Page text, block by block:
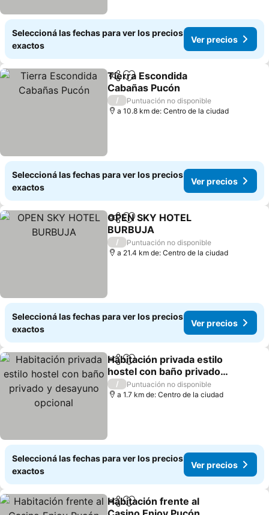
Seleccioná las fechas para ver los precios
exactos
Ver precios
Compartir
Añadir a favoritos
Tierra Escondida
Cabañas Pucón
Ver precios
/
Puntuación no disponible
a 10.8 km de: Centro de la ciudad
Seleccioná las fechas para ver los precios
exactos
Ver precios
CompartirAñadir a favoritos
OPEN SKY HOTEL
BURBUJA
Ver precios
/
Puntuación no disponible
a 21.4 km de: Centro de la ciudad
Seleccioná las fechas para ver los precios
exactos
Ver precios
CompartirAñadir a favoritos
Habitación privada estilo
hostel con baño privado y
desayuno opcional
Ver precios
/
Puntuación no disponible
a 1.7 km de: Centro de la ciudad
Seleccioná las fechas para ver los precios
exactos
Ver precios
CompartirAñadir a favoritos
Habitación frente al